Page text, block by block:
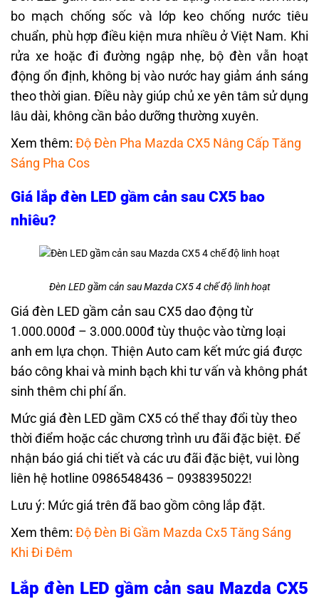
bo mạch chống sốc và lớp keo chống nước tiêu
chuẩn, phù hợp điều kiện mưa nhiều ở Việt Nam. Khi
rửa xe hoặc đi đường ngập nhẹ, bộ đèn vẫn hoạt
động ổn định, không bị vào nước hay giảm ánh sáng
theo thời gian. Điều này giúp chủ xe yên tâm sử dụng
lâu dài, không cần bảo dưỡng thường xuyên.
Xem thêm: Độ Đèn Pha Mazda CX5 Nâng Cấp Tăng
Sáng Pha Cos
Giá lắp đèn LED gầm cản sau CX5 bao
nhiêu?
Đèn LED gầm cản sau Mazda CX5 4 chế độ linh hoạt
Giá đèn LED gầm cản sau CX5 dao động từ
1.000.000đ – 3.000.000đ tùy thuộc vào từng loại
anh em lựa chọn. Thiện Auto cam kết mức giá được
báo công khai và minh bạch khi tư vấn và không phát
sinh thêm chi phí ẩn.
Mức giá đèn LED gầm CX5 có thể thay đổi tùy theo
thời điểm hoặc các chương trình ưu đãi đặc biệt. Để
nhận báo giá chi tiết và các ưu đãi đặc biệt, vui lòng
liên hệ hotline 0986548436 – 0938395022!
Lưu ý: Mức giá trên đã bao gồm công lắp đặt.
Xem thêm: Độ Đèn Bi Gầm Mazda Cx5 Tăng Sáng
Khi Đi Đêm
Lắp đèn LED gầm cản sau Mazda CX5